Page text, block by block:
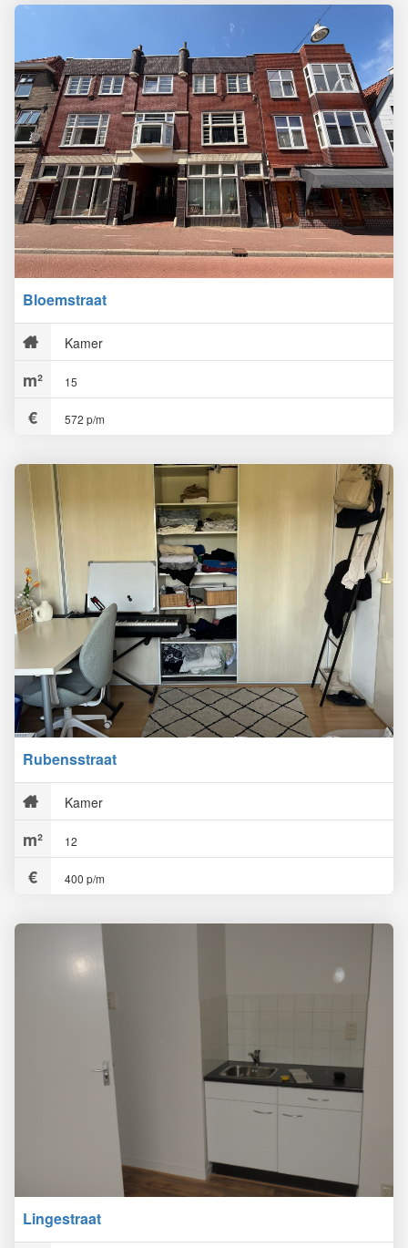
Bloemstraat
Kamer
15
572 p/m
Rubensstraat
Kamer
12
400 p/m
Lingestraat